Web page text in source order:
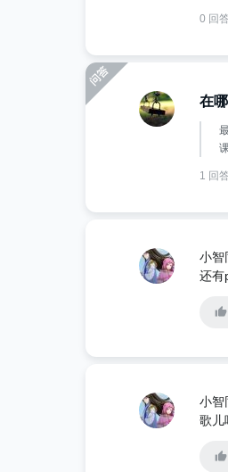
0 回答
在
1 回答
小智
还有
小智
歌儿